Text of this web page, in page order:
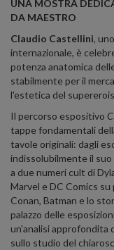
UNA MOSTRA
DA MAESTRO
Claudio Castellini,
internazionale, è
potenza anatomica
stabilmente per il
l'estetica del
Il percorso espositivo
tappe fondamentali
tavole originali: dagli
indissolubilmente il suo
a due numeri cult di
Marvel e DC Comics
Conan, Batman e lo
palazzo delle
un'analisi approfondita
sullo studio del